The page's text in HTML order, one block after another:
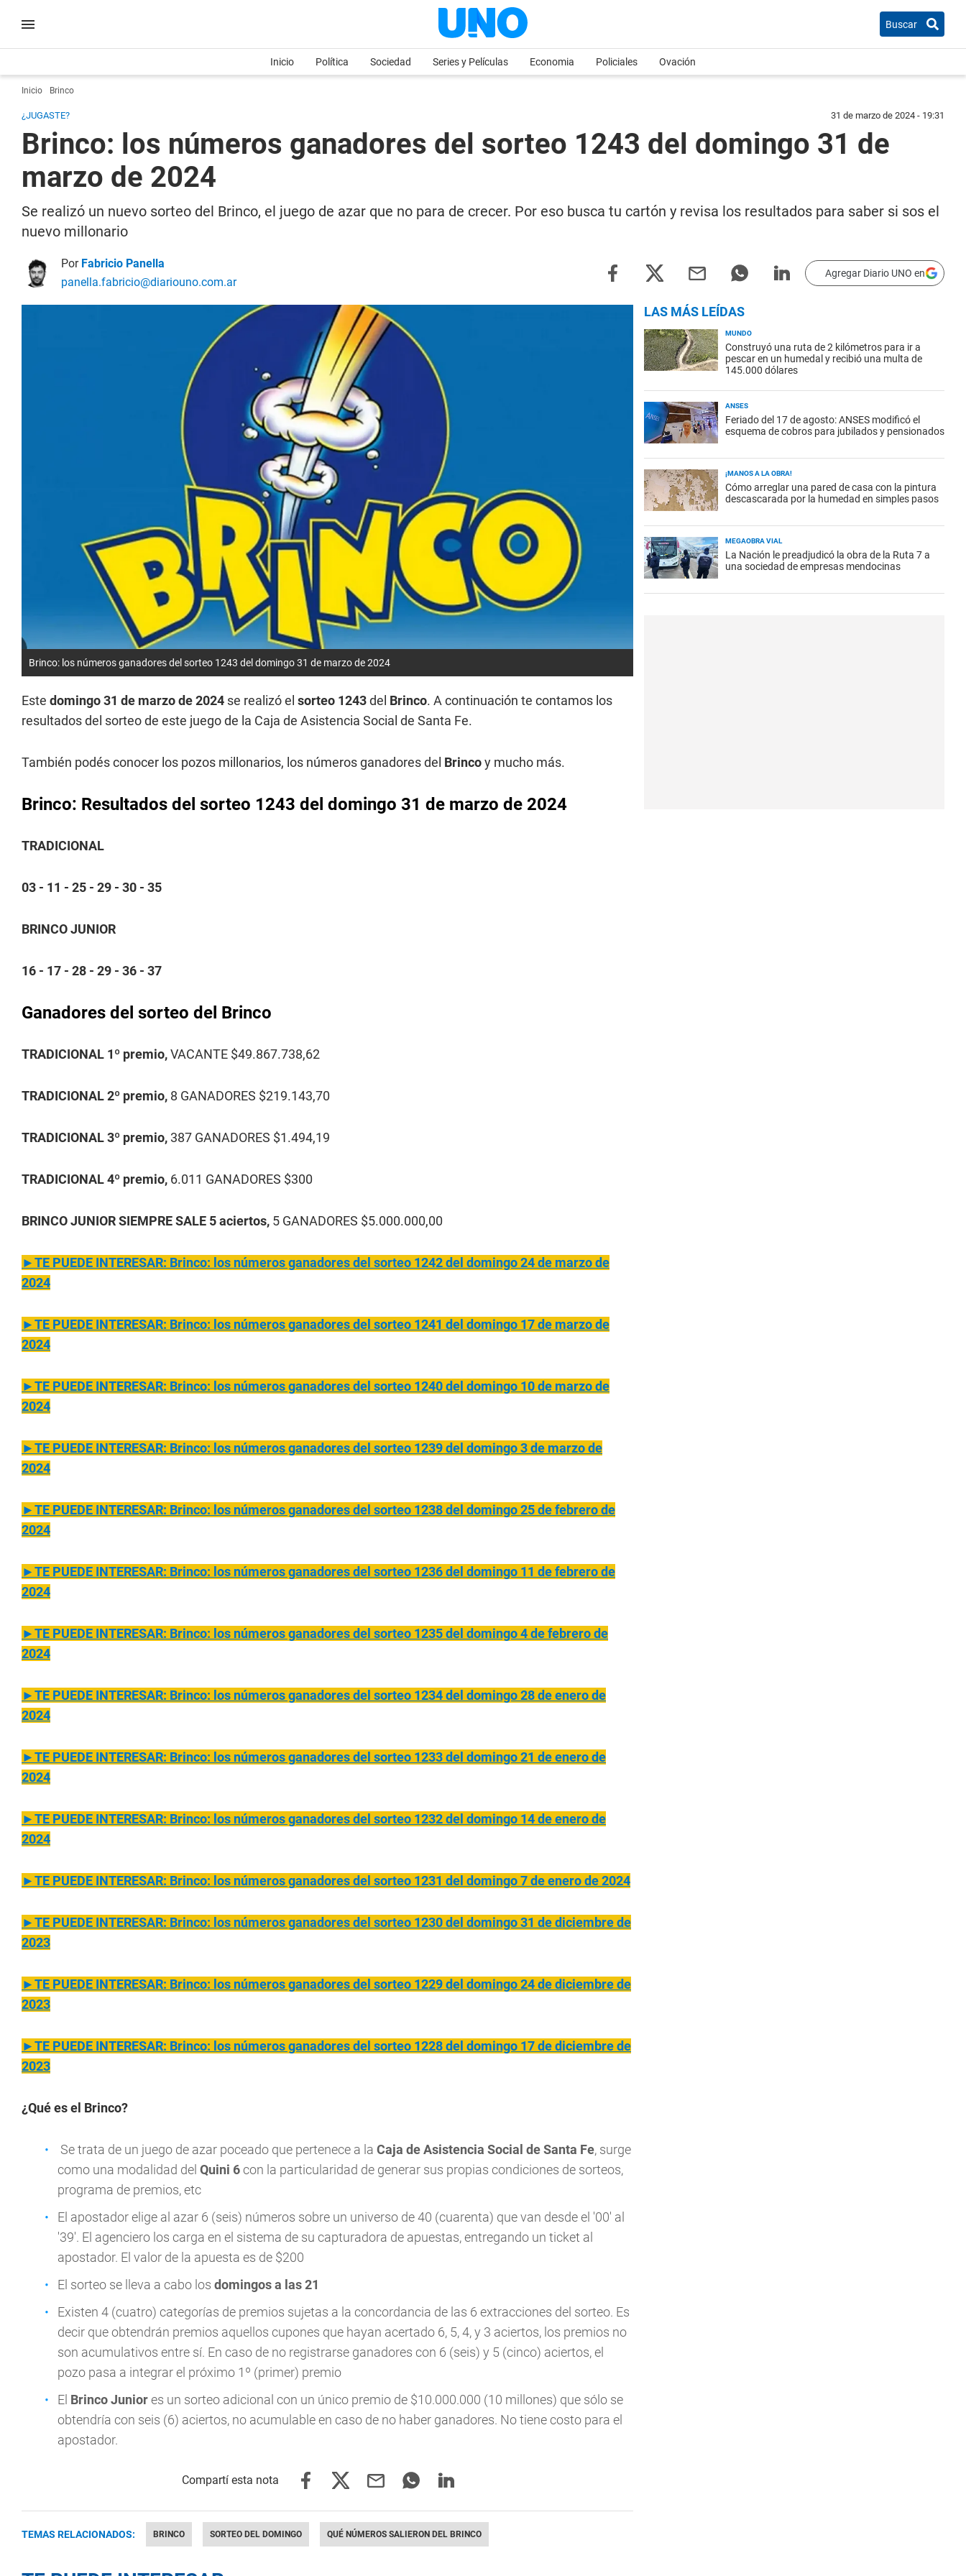
Buscar
Inicio Política Sociedad Series y Películas Economia Policiales Ovación
Inicio Brinco
¿JUGASTE? 31 de marzo de 2024 - 19:31
Brinco: los números ganadores del sorteo 1243 del domingo 31 de
marzo de 2024
Se realizó un nuevo sorteo del Brinco, el juego de azar que no para de crecer. Por eso busca tu cartón y revisa los resultados para saber si sos el
nuevo millonario
Por Fabricio Panella
panella.fabricio@diariouno.com.ar
Agregar Diario UNO en
Brinco: los números ganadores del sorteo 1243 del domingo 31 de marzo de 2024
Este domingo 31 de marzo de 2024 se realizó el sorteo 1243del Brinco. A continuación te contamos los
resultados del sorteo de este juego de la Caja de Asistencia Social de Santa Fe.
También podés conocer los pozos millonarios, los números ganadores del Brincoy mucho más.
Brinco: Resultados del sorteo 1243 del domingo 31 de marzo de 2024
TRADICIONAL
03 - 11 - 25 - 29 - 30 - 35
BRINCO JUNIOR
16 - 17 - 28 - 29 - 36 - 37
Ganadores del sorteo del Brinco
TRADICIONAL 1º premio,VACANTE $49.867.738,62
TRADICIONAL 2º premio, 8 GANADORES $219.143,70
TRADICIONAL 3º premio, 387 GANADORES $1.494,19
TRADICIONAL 4º premio, 6.011 GANADORES $300
BRINCO JUNIOR SIEMPRE SALE 5 aciertos, 5 GANADORES $5.000.000,00
►TE PUEDE INTERESAR: Brinco: los números ganadores del sorteo 1242 del domingo 24 de marzo de
2024
►TE PUEDE INTERESAR: Brinco: los números ganadores del sorteo 1241 del domingo 17 de marzo de
2024
►TE PUEDE INTERESAR: Brinco: los números ganadores del sorteo 1240 del domingo 10 de marzo de
2024
►TE PUEDE INTERESAR: Brinco: los números ganadores del sorteo 1239 del domingo 3 de marzo de
2024
►TE PUEDE INTERESAR: Brinco: los números ganadores del sorteo 1238 del domingo 25 de febrero de
2024
►TE PUEDE INTERESAR: Brinco: los números ganadores del sorteo 1236 del domingo 11 de febrero de
2024
►TE PUEDE INTERESAR: Brinco: los números ganadores del sorteo 1235 del domingo 4 de febrero de
2024
►TE PUEDE INTERESAR: Brinco: los números ganadores del sorteo 1234 del domingo 28 de enero de
2024
►TE PUEDE INTERESAR: Brinco: los números ganadores del sorteo 1233 del domingo 21 de enero de
2024
►TE PUEDE INTERESAR: Brinco: los números ganadores del sorteo 1232 del domingo 14 de enero de
2024
►TE PUEDE INTERESAR: Brinco: los números ganadores del sorteo 1231 del domingo 7 de enero de 2024
►TE PUEDE INTERESAR: Brinco: los números ganadores del sorteo 1230 del domingo 31 de diciembre de
2023
►TE PUEDE INTERESAR: Brinco: los números ganadores del sorteo 1229 del domingo 24 de diciembre de
2023
►TE PUEDE INTERESAR: Brinco: los números ganadores del sorteo 1228 del domingo 17 de diciembre de
2023
¿Qué es el Brinco?
Se trata de un juego de azar poceado que pertenece a la Caja de Asistencia Social de Santa Fe, surge
como una modalidad del Quini 6con la particularidad de generar sus propias condiciones de sorteos,
programa de premios, etc
El apostador elige al azar 6 (seis) números sobre un universo de 40 (cuarenta) que van desde el '00' al
'39'. El agenciero los carga en el sistema de su capturadora de apuestas, entregando un ticket al
apostador. El valor de la apuesta es de $200
El sorteo se lleva a cabo los domingos a las 21
Existen 4 (cuatro) categorías de premios sujetas a la concordancia de las 6 extracciones del sorteo. Es
decir que obtendrán premios aquellos cupones que hayan acertado 6, 5, 4, y 3 aciertos, los premios no
son acumulativos entre sí. En caso de no registrarse ganadores con 6 (seis) y 5 (cinco) aciertos, el
pozo pasa a integrar el próximo 1º (primer) premio
El Brinco Juniores un sorteo adicional con un único premio de $10.000.000 (10 millones) que sólo se
obtendría con seis (6) aciertos, no acumulable en caso de no haber ganadores. No tiene costo para el
apostador.
TEMAS RELACIONADOS: BRINCO SORTEO DEL DOMINGO QUÉ NÚMEROS SALIERON DEL BRINCO
LAS MÁS LEÍDAS
MUNDO
Construyó una ruta de 2 kilómetros para ir a
pescar en un humedal y recibió una multa de
145.000 dólares
ANSES
Feriado del 17 de agosto: ANSES modificó el
esquema de cobros para jubilados y pensionados
¡MANOS A LA OBRA!
Cómo arreglar una pared de casa con la pintura
descascarada por la humedad en simples pasos
MEGAOBRA VIAL
La Nación le preadjudicó la obra de la Ruta 7 a
una sociedad de empresas mendocinas